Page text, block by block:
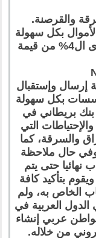
والقرصنة.
بكل سهولة
وأمان ومقابل نسبة قليلة جدا لا تتعدى ال4% من قيمة
إرسال وإستقبال
بكل سهولة
بنك بريطاني في
التي
والسرقة، كما
وفي حال ملاحظة
حتى يتم
بتأكيد كافة
الخاص به، ولم
العربية في
عربي إنشاء
من خلاله.